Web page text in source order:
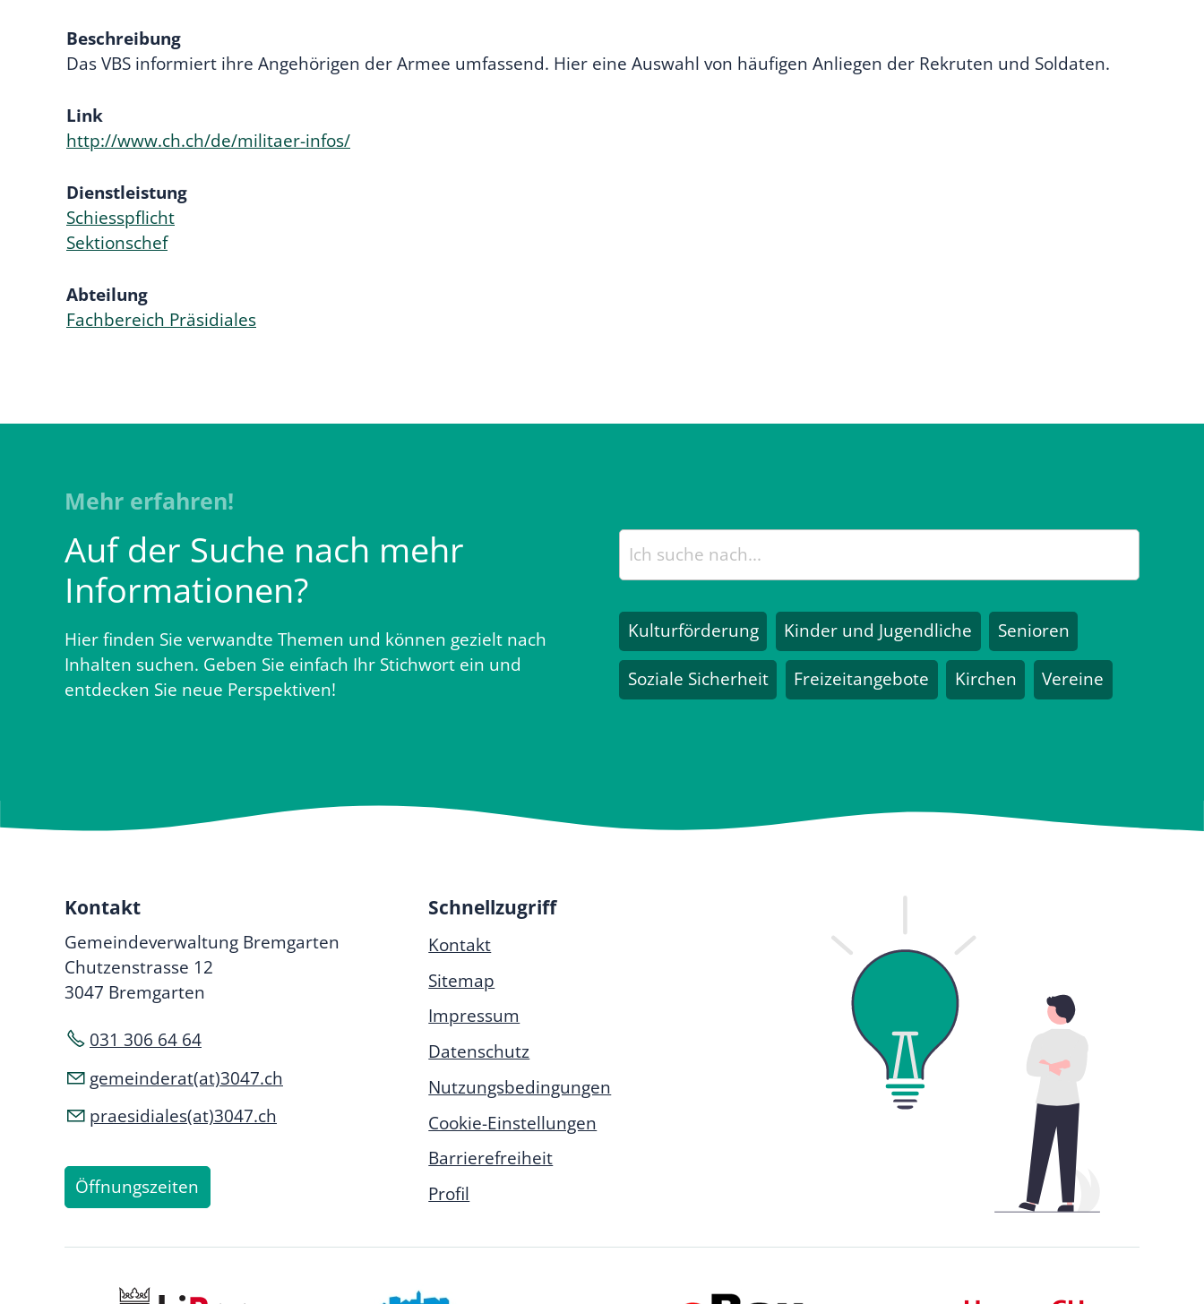
Beschreibung
Das VBS informiert ihre Angehörigen der Armee umfassend. Hier eine Auswahl von häufigen Anliegen der Rekruten und Soldaten.
Link
http://www.ch.ch/de/militaer-infos/
Dienstleistung
Schiesspflicht
Sektionschef
Abteilung
Fachbereich Präsidiales
Mehr erfahren!
Auf der Suche nach mehr
Informationen?
Hier finden Sie verwandte Themen und können gezielt nach
Inhalten suchen. Geben Sie einfach Ihr Stichwort ein und
entdecken Sie neue Perspektiven!
Kulturförderung Kinder und Jugendliche Senioren
Soziale Sicherheit Freizeitangebote Kirchen Vereine
Kontakt
Gemeindeverwaltung Bremgarten
Chutzenstrasse 12
3047 Bremgarten
031 306 64 64
gemeinderat(at)3047.ch
praesidiales(at)3047.ch
Öffnungszeiten
Schnellzugriff
Kontakt
Sitemap
Impressum
Datenschutz
Nutzungsbedingungen
Cookie-Einstellungen
Barrierefreiheit
Profil